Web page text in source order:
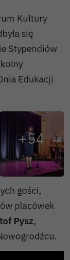
Kultury
się
Stypendiów
Edukacji
gości,
placówek
Pysz,